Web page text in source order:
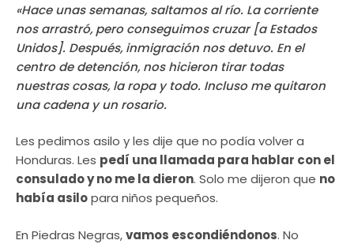
«Hace unas semanas, saltamos al río. La corriente
nos arrastró, pero conseguimos cruzar [a Estados
Unidos]. Después, inmigración nos detuvo. En el
centro de detención, nos hicieron tirar todas
nuestras cosas, la ropa y todo. Incluso me quitaron
una cadena y un rosario.
Les pedimos asilo y les dije que no podía volver a
Honduras. Les pedí una llamada para hablar con el
consulado y no me la dieron. Solo me dijeron que no
había asilopara niños pequeños.
En Piedras Negras,vamos escondiéndonos. No